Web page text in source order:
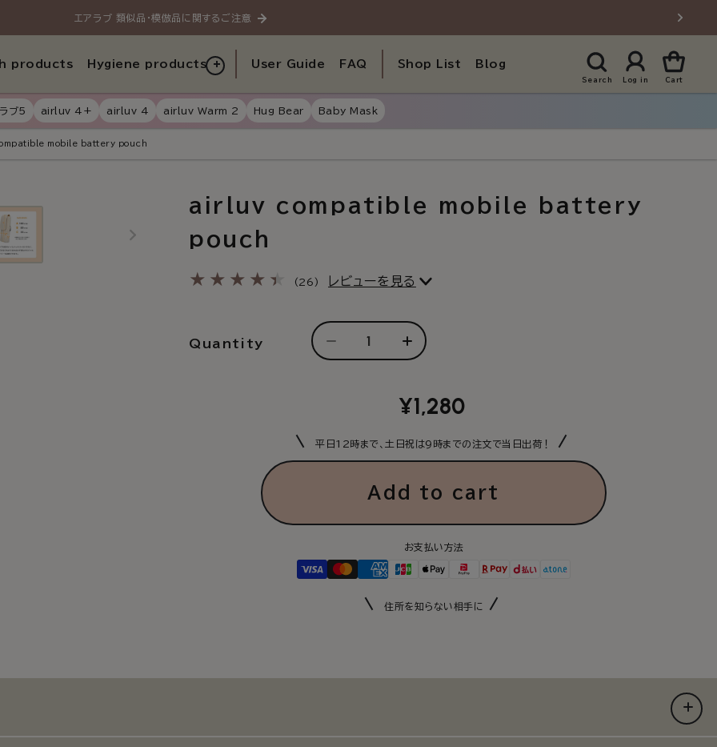
エアラブ 類似品・模倣品に関するご注意
products Hygiene products User Guide FAQ Shop List Blog
Search Log in Cart
ブ5 airluv 4+ airluv 4 airluv Warm 2 Hug Bear Baby Mask
mobile battery pouch
airluv compatible mobile battery
pouch
(26)
26レビューを見る
Quantity
Decrease
quantity
battery
pouch
Increase
quantity
airluv
compatible
battery
pouch
Regular
¥1,280
平日12時まで、土日祝は9時までの注文で当日出荷！
Add to cart
お支払い方法
住所を知らない相手に